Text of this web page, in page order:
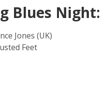
Blues Night:
Jones (UK)
Feet